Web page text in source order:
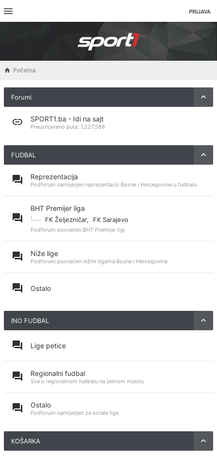
PRIJAVA
Početna
Forumi
SPORT1.ba - Idi na sajt
Preusmjereno puta: 1,227,588
FUDBAL
Reprezentacija
Podforum namijenjen reprezentaciji Bosne i Hercegovine u fudbalu
BHT Premijer liga
FK Željezničar, FK Sarajevo
Podforum posvećen BHT Premijer ligi
Niže lige
Podforum posvećen nižim ligama Bosne i Hercegovine
Ostalo
INO FUDBAL
Lige petice
Regionalni fudbal
Sve o regionalnom fudbalu na jednom mjestu
Ostalo
Podforum namijenjen za ostale lige
KOŠARKA